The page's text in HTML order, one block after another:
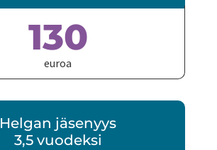
130
euroa
Helgan jäsenyys
3,5 vuodeksi